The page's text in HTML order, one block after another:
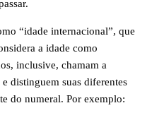
“idade internacional”, que
a idade como
inclusive, chamam a
distinguem suas diferentes
do numeral. Por exemplo: